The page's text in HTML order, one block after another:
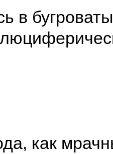
в
как